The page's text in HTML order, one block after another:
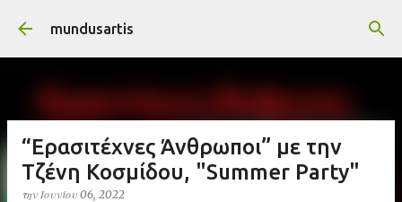
Μετάβαση στο κύριο περιεχόμενο
mundusartis
“Ερασιτέχνες Άνθρωποι” με την
Τζένη Κοσμίδου, "Summer Party"
την Ιουνίου 06, 2022